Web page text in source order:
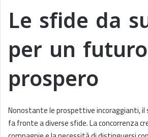
Le sfide da
per un futuro
prospero
Nonostante le prospettive incoraggianti, il
fa fronte a diverse sfide. La concorrenza